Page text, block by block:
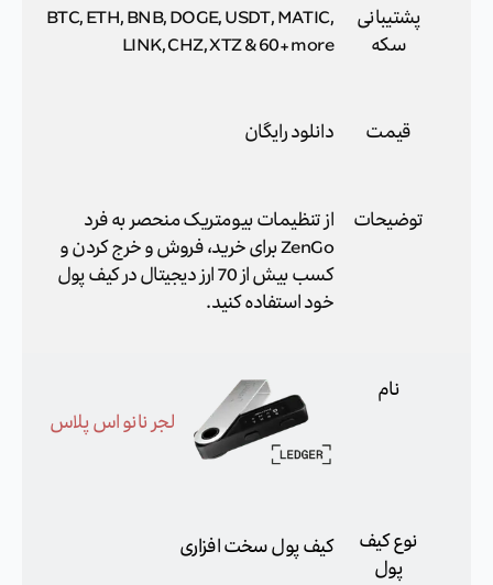
پشتیبانی
سکه
BTC, ETH, BNB, DOGE, USDT, MATIC,
LINK, CHZ, XTZ & 60+ more
قیمت دانلود رایگان
توضیحات
از تنظیمات بیومتریک منحصر به فرد
ZenGo برای خرید، فروش و خرج کردن و
کسب بیش از 70 ارز دیجیتال در کیف پول
خود استفاده کنید.
نام
لجر نانو اس پلاس
نوع کیف
پول
کیف پول سخت افزاری